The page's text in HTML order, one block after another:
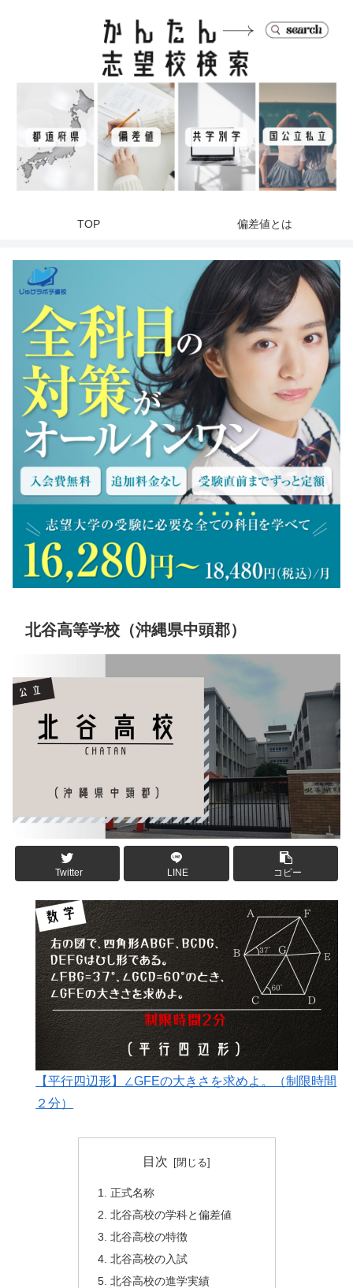
TOP 偏差値とは
北谷高等学校（沖縄県中頭郡）
Twitter LINE コピー
【平行四辺形】∠GFEの大きさを求めよ。（制限時間
２分）
目次
正式名称
北谷高校の学科と偏差値
北谷高校の特徴
北谷高校の入試
北谷高校の進学実績